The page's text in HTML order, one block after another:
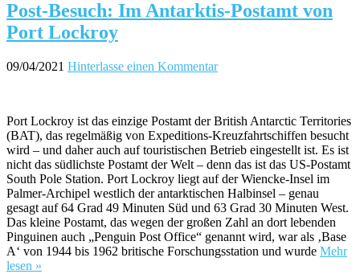
Post-Besuch: Im Antarktis-Postamt von
Port Lockroy
09/04/2021 Hinterlasse einen Kommentar
Port Lockroy ist das einzige Postamt der British Antarctic Territories
(BAT), das regelmäßig von Expeditions-Kreuzfahrtschiffen besucht
wird – und daher auch auf touristischen Betrieb eingestellt ist. Es ist
nicht das südlichste Postamt der Welt – denn das ist das US-Postamt
South Pole Station. Port Lockroy liegt auf der Wiencke-Insel im
Palmer-Archipel westlich der antarktischen Halbinsel – genau
gesagt auf 64 Grad 49 Minuten Süd und 63 Grad 30 Minuten West.
Das kleine Postamt, das wegen der großen Zahl an dort lebenden
Pinguinen auch „Penguin Post Office“ genannt wird, war als ‚Base
A‘ von 1944 bis 1962 britische Forschungsstation und wurde Mehr
lesen »